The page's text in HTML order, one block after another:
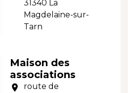
31340 La
Magdelaine-sur-
Tarn
Maison des
associations
location_on
route de